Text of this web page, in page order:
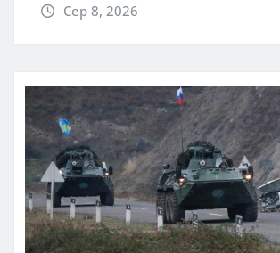
Сер 8, 2026